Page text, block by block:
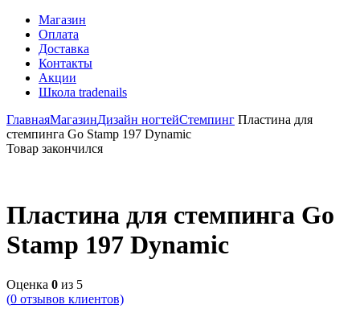
Магазин
Оплата
Доставка
Контакты
Акции
Школа tradenails
ГлавнаяМагазинДизайн ногтейСтемпинг Пластина для
стемпинга Go Stamp 197 Dynamic
Товар закончился
Пластина для стемпинга Go
Stamp 197 Dynamic
Оценка 0 из 5
(0 отзывов клиентов)